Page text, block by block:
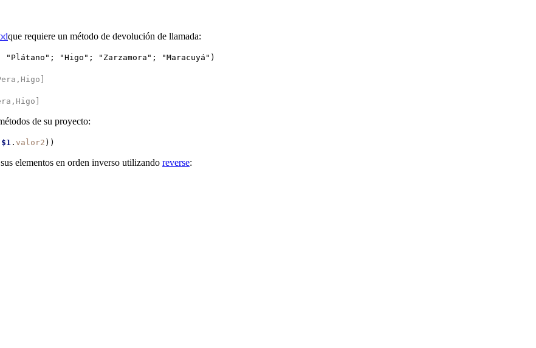
que requiere un método de devolución de llamada:
"Higo"; "Zarzamora"; "Maracuyá")
de su proyecto:
$1 . valor2 ))
elementos en orden inverso utilizando reverse: